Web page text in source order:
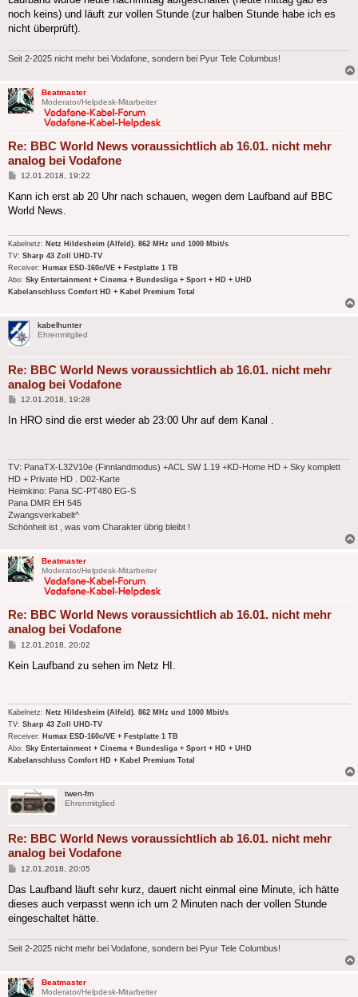
noch keins) und läuft zur vollen Stunde (zur halben Stunde habe ich es
nicht überprüft).
Seit 2-2025 nicht mehr bei Vodafone, sondern bei Pyur Tele Columbus!
Beatmaster
Moderator/Helpdesk-Mitarbeiter
Re: BBC World News voraussichtlich ab 16.01. nicht mehr
analog bei Vodafone
Beitrag
12.01.2018, 19:22
Kann ich erst ab 20 Uhr nach schauen, wegen dem Laufband auf BBC
World News.
Kabelnetz: Netz Hildesheim (Alfeld). 862 MHz und 1000 Mbit/s
TV: Sharp 43 Zoll UHD-TV
Receiver: Humax ESD-160c/VE + Festplatte 1 TB
Abo: Sky Entertainment + Cinema + Bundesliga + Sport + HD + UHD
Kabelanschluss Comfort HD + Kabel Premium Total
kabelhunter
Ehrenmitglied
Re: BBC World News voraussichtlich ab 16.01. nicht mehr
analog bei Vodafone
Beitrag
12.01.2018, 19:28
In HRO sind die erst wieder ab 23:00 Uhr auf dem Kanal .
TV: PanaTX-L32V10e (Finnlandmodus) +ACL SW 1.19 +KD-Home HD + Sky komplett
HD + Private HD . D02-Karte
Heimkino: Pana SC-PT480 EG-S
Pana DMR EH 545
Zwangsverkabelt^
Schönheit ist , was vom Charakter übrig bleibt !
Beatmaster
Moderator/Helpdesk-Mitarbeiter
Re: BBC World News voraussichtlich ab 16.01. nicht mehr
analog bei Vodafone
Beitrag
12.01.2018, 20:02
Kein Laufband zu sehen im Netz HI.
Kabelnetz: Netz Hildesheim (Alfeld). 862 MHz und 1000 Mbit/s
TV: Sharp 43 Zoll UHD-TV
Receiver: Humax ESD-160c/VE + Festplatte 1 TB
Abo: Sky Entertainment + Cinema + Bundesliga + Sport + HD + UHD
Kabelanschluss Comfort HD + Kabel Premium Total
twen-fm
Ehrenmitglied
Re: BBC World News voraussichtlich ab 16.01. nicht mehr
analog bei Vodafone
Beitrag
12.01.2018, 20:05
Das Laufband läuft sehr kurz, dauert nicht einmal eine Minute, ich hätte
dieses auch verpasst wenn ich um 2 Minuten nach der vollen Stunde
eingeschaltet hätte.
Seit 2-2025 nicht mehr bei Vodafone, sondern bei Pyur Tele Columbus!
Beatmaster
Moderator/Helpdesk-Mitarbeiter